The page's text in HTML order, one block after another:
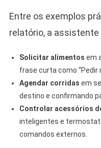
Entre os exemplos
relatório, a assistente
Solicitar alimentos em
frase curta como “Pedir
Agendar corridas em
destino e confirmando
Controlar acessórios
inteligentes e
comandos externos.